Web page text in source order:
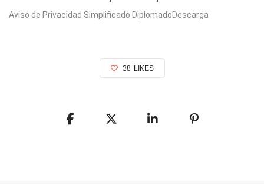
Aviso de Privacidad Simplificado DiplomadoDescarga
38 LIKES